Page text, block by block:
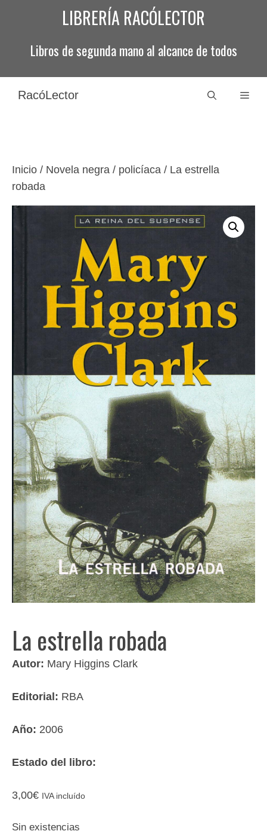
LIBRERÍA RACÓLECTOR
Libros de segunda mano al alcance de todos
RacóLector
Inicio / Novela negra / policíaca / La estrella
robada
La estrella robada
Autor: Mary Higgins Clark
Editorial: RBA
Año: 2006
Estado del libro:
3,00€ IVA incluído
Sin existencias